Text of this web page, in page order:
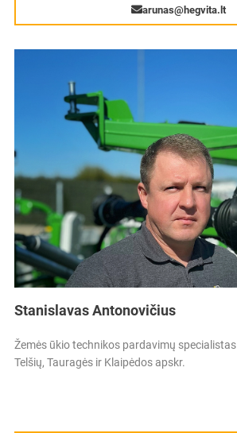
arunas@hegvita.lt
Stanislavas Antonovičius
Žemės ūkio technikos pardavimų specialistas
Telšių, Tauragės ir Klaipėdos apskr.